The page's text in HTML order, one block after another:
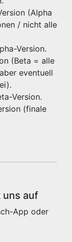
(Alpha
/ nicht alle
Version.
(Beta = alle
eventuell
Version.
(finale
uns auf
App oder